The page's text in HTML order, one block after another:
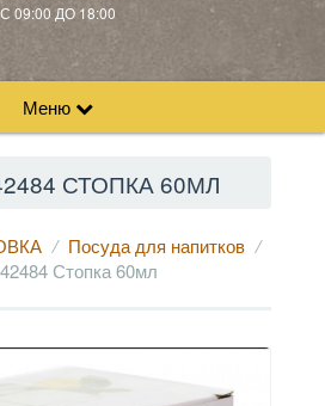
С 09:00 ДО 18:00
Меню
СТОПКА 60МЛ
Посуда для напитков
Стопка 60мл